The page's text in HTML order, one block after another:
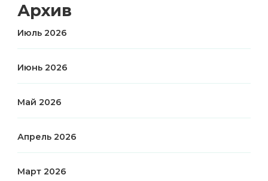
Архив
Июль 2026
Июнь 2026
Май 2026
Апрель 2026
Март 2026